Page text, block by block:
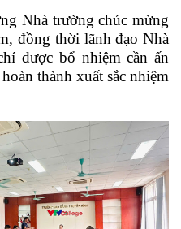
Nhà trường chúc mừng
đồng thời lãnh đạo Nhà
được bổ nhiệm cần ấn
thành xuất sắc nhiệm